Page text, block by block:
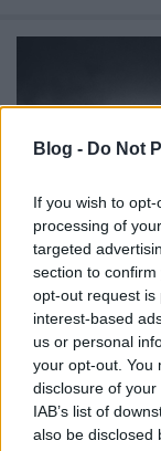
Blog - Do Not
If you wish to
processing of
targeted
section to
opt-out request is
interest-based
us or personal
your opt-out. You
disclosure of
IAB’s list of
also be disclosed
IAMedia •2020.